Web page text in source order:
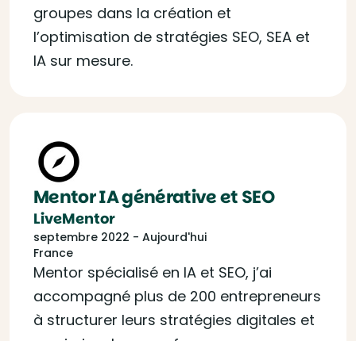
groupes dans la création et
l’optimisation de stratégies SEO, SEA et
IA sur mesure.
Mentor IA générative et SEO
LiveMentor
septembre 2022 - Aujourd'hui
France
Mentor spécialisé en IA et SEO, j’ai
accompagné plus de 200 entrepreneurs
à structurer leurs stratégies digitales et